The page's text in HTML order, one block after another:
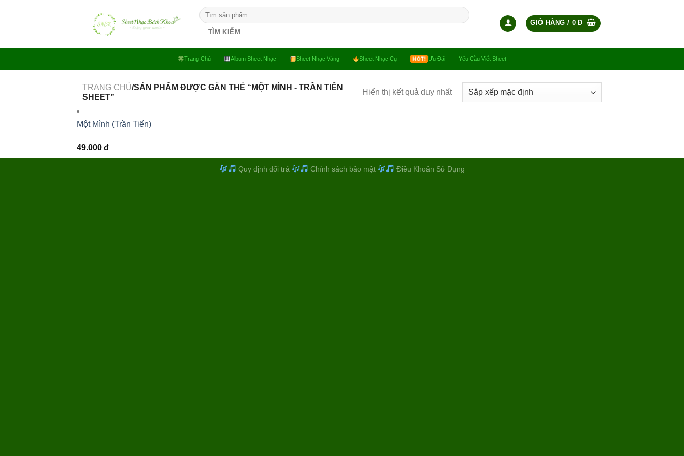
Tìm
kiếm:
TÌM KIẾM
GIỎ HÀNG / 0Đ
Trang Chủ Album Sheet Nhạc Sheet Nhạc Vàng Sheet Nhạc Cụ Ưu Đãi Yêu Cầu Viết Sheet
TRANG CHỦ/SẢN PHẨM ĐƯỢC GẮN THẺ “MỘT MÌNH - TRẦN TIẾN
SHEET”
Hiển thị kết quả duy nhất
Một Mình (Trần Tiến)
49.000 đ
Quy định đổi trả Chính sách bảo mật Điều Khoản Sử Dụng